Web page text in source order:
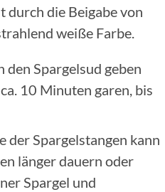
durch die Beigabe von
weiße Farbe.
den Spargelsud geben
10 Minuten garen, bis
der Spargelstangen kann
länger dauern oder
Spargel und